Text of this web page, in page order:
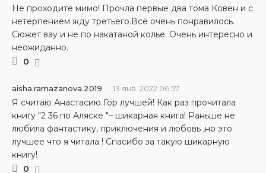
Не проходите мимо! Прочла первые два тома Ковен и с
нетерпением жду третьего.Всё очень понравилось.
Сюжет вау и не по накатаной колье. Очень интересно и
неожиданно.
0
aisha.ramazanova.2019 13 янв. 2022 06:57
Я считаю Анастасию Гор лучшей! Как раз прочитала
книгу "2 36 по Аляске "– шикарная книга! Раньше не
любила фантастику, приключения и любовь ,но это
лучшее что я читала ! Спасибо за такую шикарную
книгу!
0